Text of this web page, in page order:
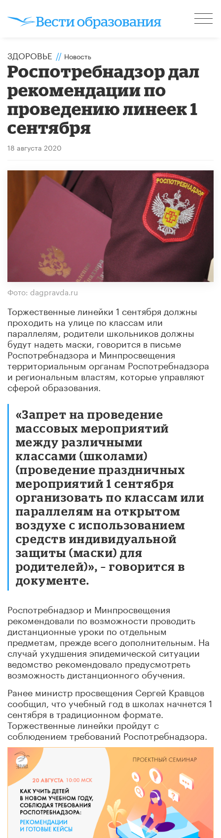
ЗДОРОВЬЕ // Новость
Роспотребнадзор дал
рекомендации по
проведению линеек 1
сентября
18 августа 2020
Фото: dagpravda.ru
Торжественные линейки 1 сентября должны
проходить на улице по классам или
параллелям, родители школьников должны
будут надеть маски, говорится в письме
Роспотребнадзора и Минпросвещения
территориальным органам Роспотребнадзора
и региональным властям, которые управляют
сферой образования.
«Запрет на проведение
массовых мероприятий
между различными
классами (школами)
(проведение праздничных
мероприятий 1 сентября
организовать по классам или
параллелям на открытом
воздухе с использованием
средств индивидуальной
защиты (маски) для
родителей)», – говорится в
документе.
Роспотребнадзор и Минпросвещения
рекомендовали по возможности проводить
дистанционные уроки по отдельным
предметам, прежде всего дополнительным. На
случай ухудшения эпидемической ситуации
ведомство рекомендовало предусмотреть
возможность дистанционного обучения.
Ранее министр просвещения Сергей Кравцов
сообщил, что учебный год в школах начнется 1
сентября в традиционном формате.
Торжественные линейки пройдут с
соблюдением требований Роспотребнадзора.